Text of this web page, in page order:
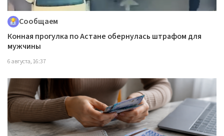
Сообщаем
Конная прогулка по Астане обернулась штрафом для
мужчины
6 августа, 16:37